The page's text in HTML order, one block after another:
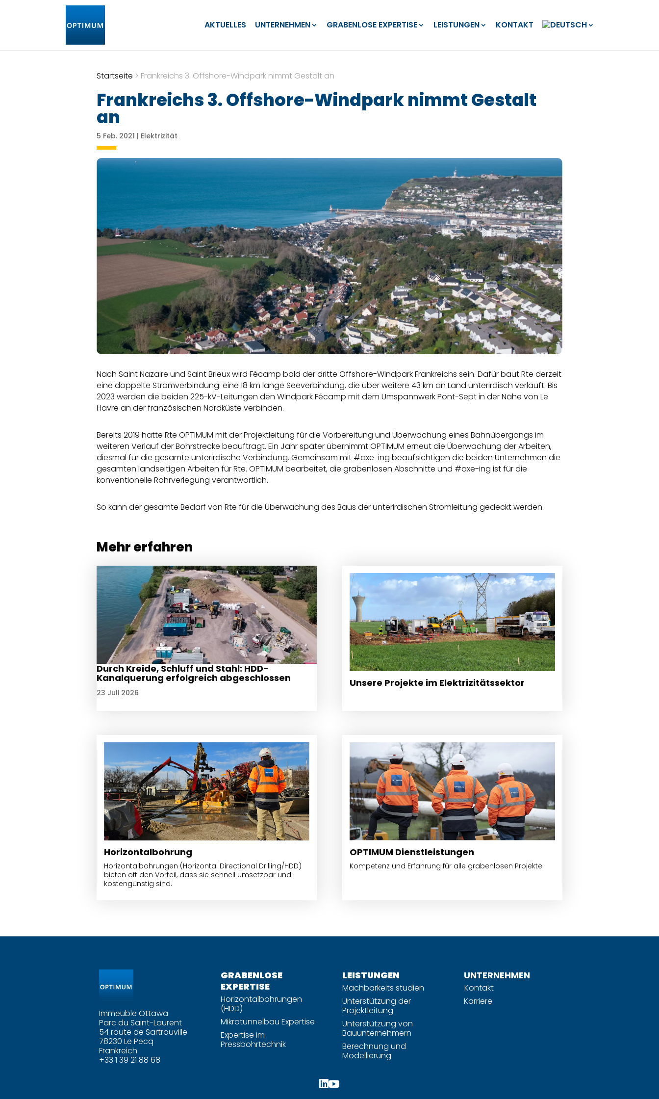
AKTUELLES UNTERNEHMEN GRABENLOSE EXPERTISE LEISTUNGEN KONTAKT
Startseite > Frankreichs 3. Offshore-Windpark nimmt Gestalt an
Frankreichs 3. Offshore-Windpark nimmt Gestalt
an
5 Feb. 2021 | Elektrizität
Nach Saint Nazaire und Saint Brieux wird Fécamp bald der dritte Offshore-Windpark Frankreichs sein. Dafür baut Rte derzeit
eine doppelte Stromverbindung: eine 18 km lange Seeverbindung, die über weitere 43 km an Land unterirdisch verläuft. Bis
2023 werden die beiden 225-kV-Leitungen den Windpark Fécamp mit dem Umspannwerk Pont-Sept in der Nähe von Le
Havre an der französischen Nordküste verbinden.
Bereits 2019 hatte Rte OPTIMUM mit der Projektleitung für die Vorbereitung und Überwachung eines Bahnübergangs im
weiteren Verlauf der Bohrstrecke beauftragt. Ein Jahr später übernimmt OPTIMUM erneut die Überwachung der Arbeiten,
diesmal für die gesamte unterirdische Verbindung. Gemeinsam mit #axe-ing beaufsichtigen die beiden Unternehmen die
gesamten landseitigen Arbeiten für Rte. OPTIMUM bearbeitet, die grabenlosen Abschnitte und #axe-ing ist für die
konventionelle Rohrverlegung verantwortlich.
So kann der gesamte Bedarf von Rte für die Überwachung des Baus der unterirdischen Stromleitung gedeckt werden.
Mehr erfahren
Durch Kreide, Schluff und Stahl: HDD-
Kanalquerung erfolgreich abgeschlossen
23 Juli 2026
Unsere Projekte im Elektrizitätssektor
Horizontalbohrung
Horizontalbohrungen (Horizontal Directional Drilling/HDD)
bieten oft den Vorteil, dass sie schnell umsetzbar und
kostengünstig sind.
OPTIMUM Dienstleistungen
Kompetenz und Erfahrung für alle grabenlosen Projekte
Immeuble Ottawa
Parc du Saint-Laurent
54 route de Sartrouville
78230 Le Pecq
Frankreich
+33 1 39 21 88 68
GRABENLOSE
EXPERTISE
Horizontalbohrungen
(HDD)
Mikrotunnelbau Expertise
Expertise im
Pressbohrtechnik
LEISTUNGEN
Machbarkeits studien
Unterstützung der
Projektleitung
Unterstützung von
Bauunternehmern
Berechnung und
Modellierung
UNTERNEHMEN
Kontakt
Karriere
